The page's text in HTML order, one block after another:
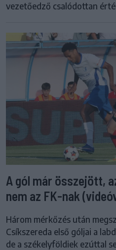
vezetőedző csalódottan
A gól már összejött,
nem az FK-nak
Három mérkőzés után
Csíkszereda első góljai a
de a székelyföldiek ezúttal